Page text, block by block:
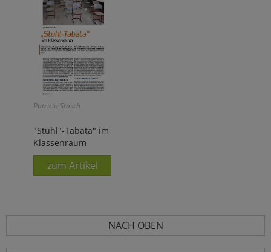
Patricia Stasch
"Stuhl"-Tabata" im
Klassenraum
zum Artikel
NACH OBEN